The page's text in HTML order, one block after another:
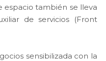
espacio también se lleva
de servicios (Front
sensibilizada con la